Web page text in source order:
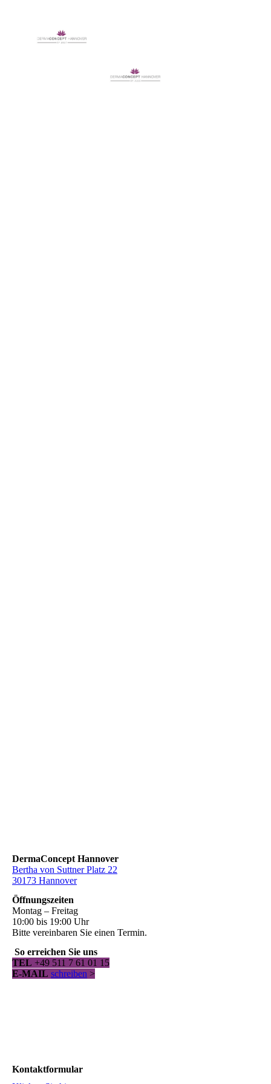
DermaConcept Hannover
Bertha von Suttner Platz 22
30173 Hannover
Öffnungszeiten
Montag – Freitag
10:00 bis 19:00 Uhr
Bitte vereinbaren Sie einen Termin.
So erreichen Sie uns
TEL +49 511 7 61 01 15
E-MAIL schreiben >
Kontaktformular